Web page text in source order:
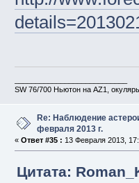
SW 76/700 Ньютон на AZ1,
Re: Наблюдение
февраля 2013 г.
« Ответ #35 : 13 Февраля 2013,
Цитата: